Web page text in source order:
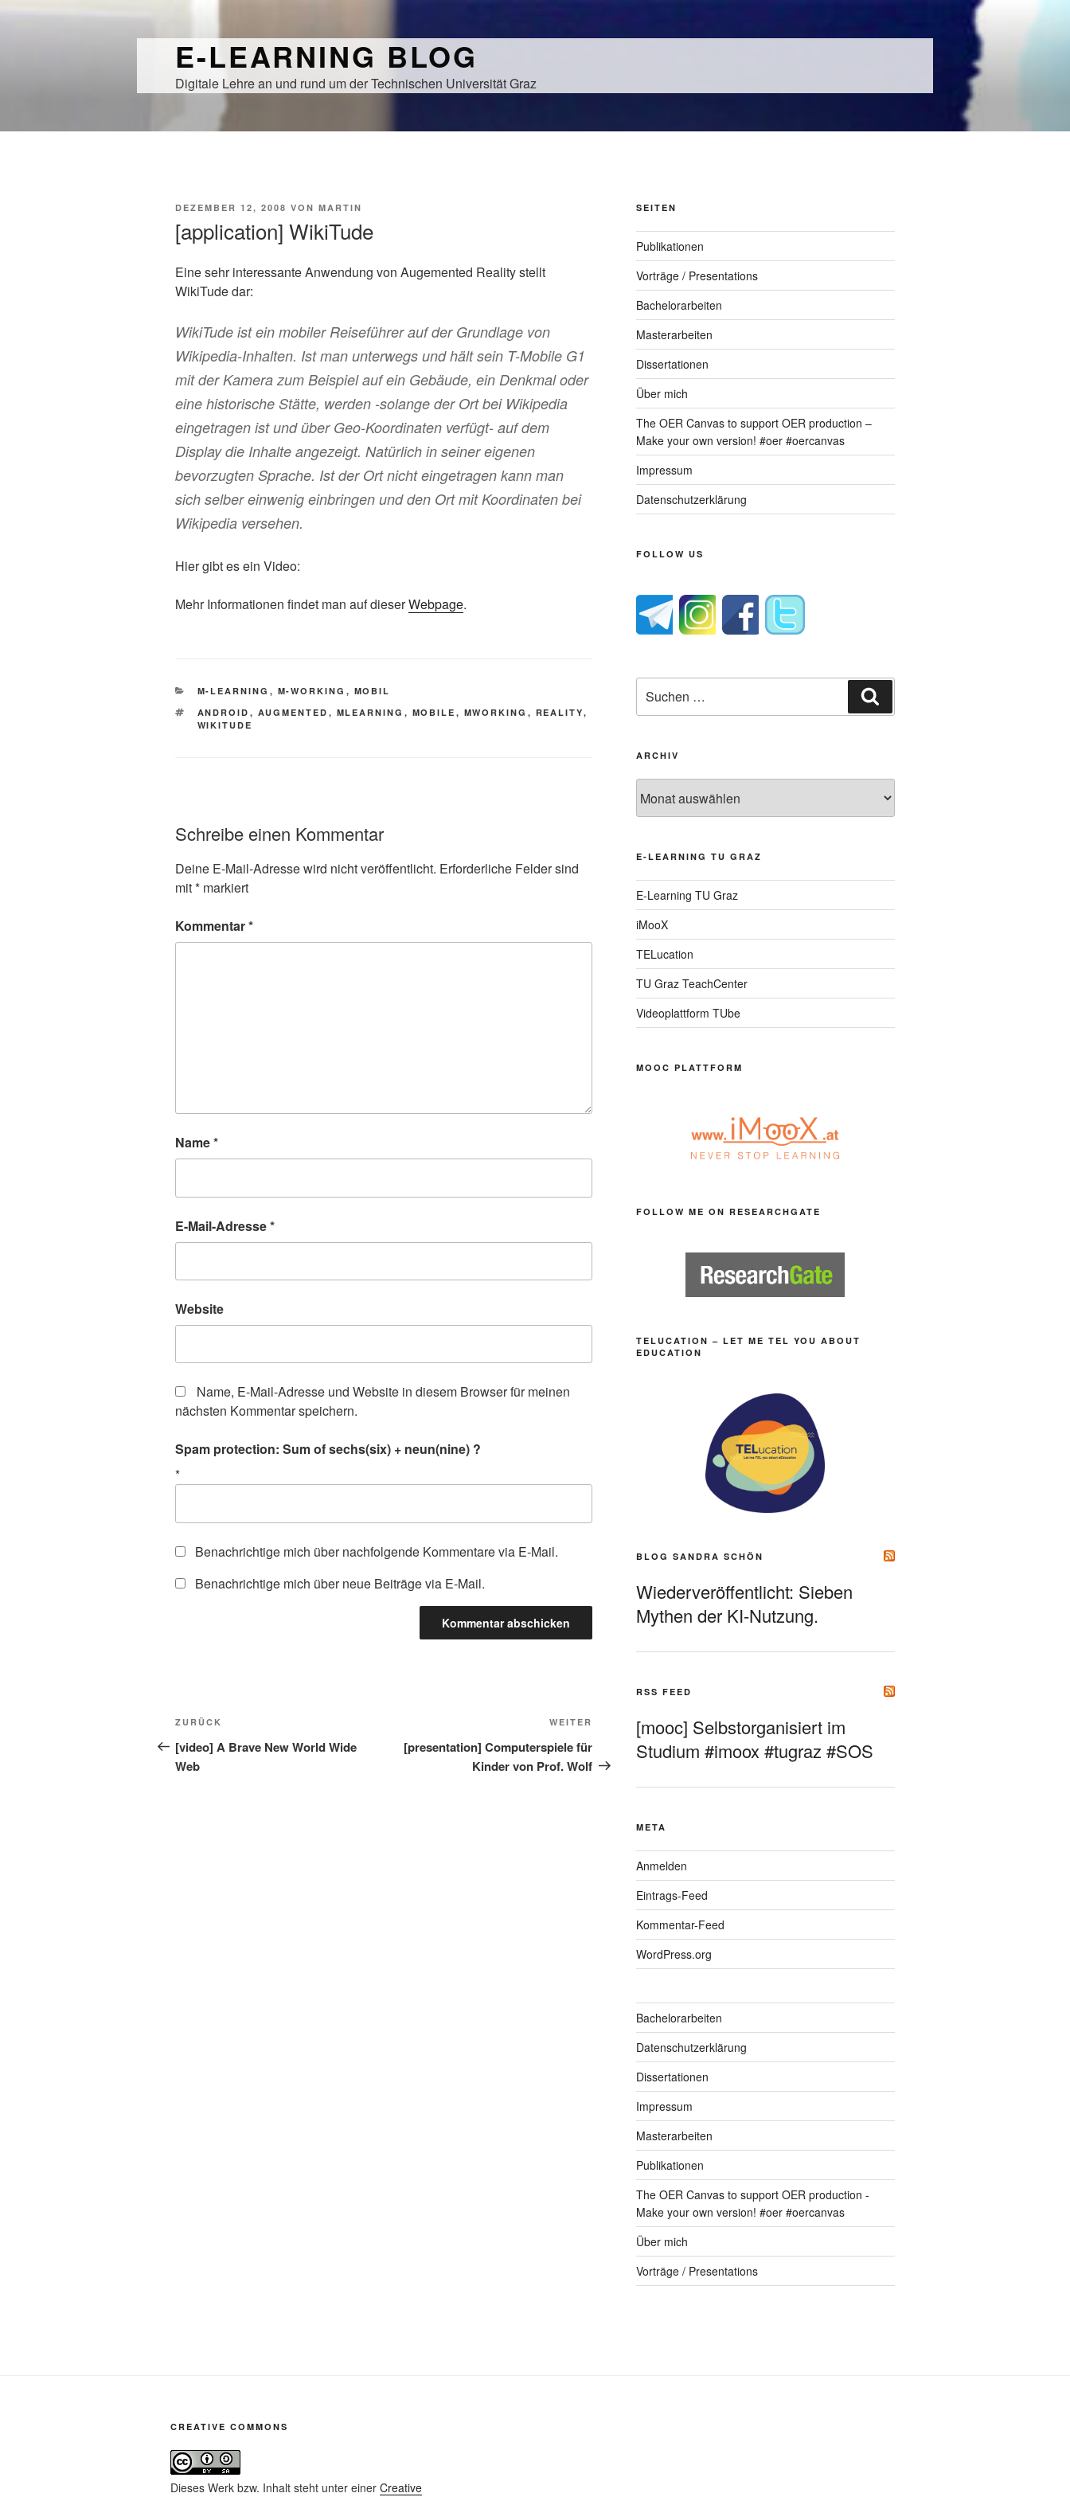
E-LEARNING BLOG
Digitale Lehre an und rund um der Technischen Universität Graz
VERÖFFENTLICHT
DEZEMBER 12, 2008 VON MARTIN
[application] WikiTude
Eine sehr interessante Anwendung von Augemented Reality stellt
WikiTude dar:
WikiTude ist ein mobiler Reiseführer auf der Grundlage von
Wikipedia-Inhalten. Ist man unterwegs und hält sein T-Mobile G1
mit der Kamera zum Beispiel auf ein Gebäude, ein Denkmal oder
eine historische Stätte, werden -solange der Ort bei Wikipedia
eingetragen ist und über Geo-Koordinaten verfügt- auf dem
Display die Inhalte angezeigt. Natürlich in seiner eigenen
bevorzugten Sprache. Ist der Ort nicht eingetragen kann man
sich selber einwenig einbringen und den Ort mit Koordinaten bei
Wikipedia versehen.
Hier gibt es ein Video:
Mehr Informationen findet man auf dieserWebpage.
KATEGORIEN
M-LEARNING , M-WORKING , MOBIL
SCHLAGWÖRTER
ANDROID , AUGMENTED , MLEARNING , MOBILE , MWORKING , REALITY,
WIKITUDE
Schreibe einen Kommentar
Deine E-Mail-Adresse wird nicht veröffentlicht. Erforderliche Felder sind
mit* markiert
Kommentar*
Name*
E-Mail-Adresse*
Website
Name, E-Mail-Adresse und Website in diesem Browser für meinen
nächsten Kommentar speichern.
Spam protection: Sum of sechs(six) + neun(nine) ?
*
Benachrichtige mich über nachfolgende Kommentare via E-Mail.
Benachrichtige mich über neue Beiträge via E-Mail.
Beitragsnavigation
Vorheriger
Beitrag
ZURÜCK
[video] A Brave New World Wide
Web
Nächster
Beitrag
WEITER
[presentation] Computerspiele für
Kinder von Prof. Wolf
SEITEN
Publikationen
Vorträge / Presentations
Bachelorarbeiten
Masterarbeiten
Dissertationen
Über mich
The OER Canvas to support OER production –
Make your own version! #oer #oercanvas
Impressum
Datenschutzerklärung
FOLLOW US
nach:
ARCHIV
E-LEARNING TU GRAZ
E-Learning TU Graz
iMooX
TELucation
TU Graz TeachCenter
Videoplattform TUbe
MOOC PLATTFORM
FOLLOW ME ON RESEARCHGATE
TELUCATION – LET ME TEL YOU ABOUT
EDUCATION
BLOG SANDRA SCHÖN
Wiederveröffentlicht: Sieben
Mythen der KI-Nutzung.
RSS FEED
[mooc] Selbstorganisiert im
Studium #imoox #tugraz #SOS
META
Anmelden
Eintrags-Feed
Kommentar-Feed
WordPress.org
Bachelorarbeiten
Datenschutzerklärung
Dissertationen
Impressum
Masterarbeiten
Publikationen
The OER Canvas to support OER production -
Make your own version! #oer #oercanvas
Über mich
Vorträge / Presentations
CREATIVE COMMONS
Dieses Werk bzw. Inhalt steht unter einer Creative